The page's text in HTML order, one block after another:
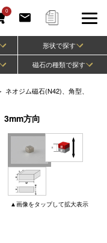
0
形状で探す
磁石の種類で探す
ネオジム磁石(N42)、角型、
3mm方向
▲画像をタップして拡大表示